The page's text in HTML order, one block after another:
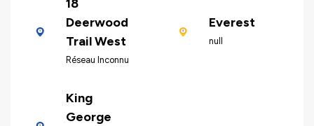
18
Deerwood
Trail West
Réseau Inconnu
Everest
null
King
George